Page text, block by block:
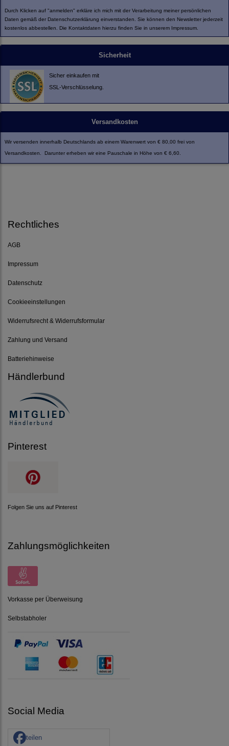
Durch Klicken auf "anmelden" erkläre ich mich mit der Verarbeitung meiner persönlichen
Daten gemäß der Datenschutzerklärung einverstanden. Sie können den Newsletter jederzeit
kostenlos abbestellen. Die Kontaktdaten hierzu finden Sie in unserem Impressum.
Sicherheit
Sicher einkaufen mit
SSL-Verschlüsselung.
Versandkosten
Wir versenden innerhalb Deutschlands ab einem Warenwert von € 80,00 frei von
Versandkosten. Darunter erheben wir eine Pauschale in Höhe von € 6,60.
Rechtliches
AGB
Impressum
Datenschutz
Cookieeinstellungen
Widerrufsrecht & Widerrufsformular
Zahlung und Versand
Batteriehinweise
Händlerbund
Pinterest
Folgen Sie uns auf Pinterest
Zahlungsmöglichkeiten
Vorkasse per Überweisung
Selbstabholer
Social Media
teilen